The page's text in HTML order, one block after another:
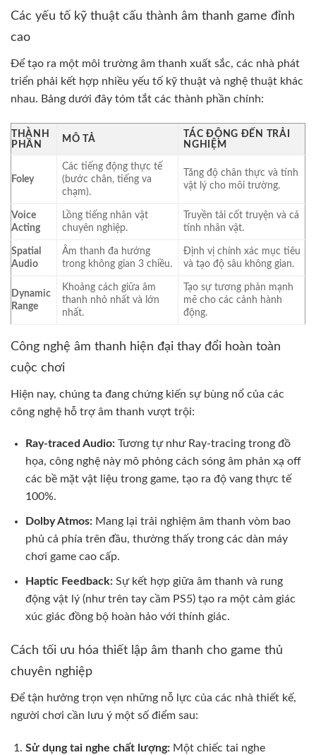
Các yếu tố kỹ thuật cấu thành âm thanh game đỉnh
cao
Để tạo ra một môi trường âm thanh xuất sắc, các nhà phát
triển phải kết hợp nhiều yếu tố kỹ thuật và nghệ thuật khác
nhau. Bảng dưới đây tóm tắt các thành phần chính:
THÀNH
PHẦN
MÔ TẢ
TÁC ĐỘNG ĐẾN TRẢI
NGHIỆM
Foley
Các tiếng động thực tế
(bước chân, tiếng va
chạm).
Tăng độ chân thực và tính
vật lý cho môi trường.
Voice
Acting
Lồng tiếng nhân vật
chuyên nghiệp.
Truyền tải cốt truyện và cá
tính nhân vật.
Spatial
Audio
Âm thanh đa hướng
trong không gian 3 chiều.
Định vị chính xác mục tiêu
và tạo độ sâu không gian.
Dynamic
Range
Khoảng cách giữa âm
thanh nhỏ nhất và lớn
nhất.
Tạo sự tương phản mạnh
mẽ cho các cảnh hành
động.
Công nghệ âm thanh hiện đại thay đổi hoàn toàn
cuộc chơi
Hiện nay, chúng ta đang chứng kiến sự bùng nổ của các
công nghệ hỗ trợ âm thanh vượt trội:
Ray-traced Audio:Tương tự như Ray-tracing trong đồ
họa, công nghệ này mô phỏng cách sóng âm phản xạ off
các bề mặt vật liệu trong game, tạo ra độ vang thực tế
100%.
Dolby Atmos:Mang lại trải nghiệm âm thanh vòm bao
phủ cả phía trên đầu, thường thấy trong các dàn máy
chơi game cao cấp.
Haptic Feedback:Sự kết hợp giữa âm thanh và rung
động vật lý (như trên tay cầm PS5) tạo ra một cảm giác
xúc giác đồng bộ hoàn hảo với thính giác.
Cách tối ưu hóa thiết lập âm thanh cho game thủ
chuyên nghiệp
Để tận hưởng trọn vẹn những nỗ lực của các nhà thiết kế,
người chơi cần lưu ý một số điểm sau:
Sử dụng tai nghe chất lượng:Một chiếc tai nghe